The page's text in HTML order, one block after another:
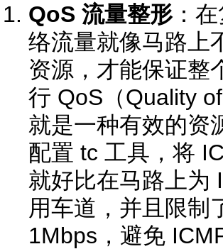
QoS 流量整形：
络流量就像马路上
资源，才能保证整
行 QoS（Quality
就是一种有效的资
配置 tc 工具，将
就好比在马路上为
用车道，并且限制
1Mbps，避免